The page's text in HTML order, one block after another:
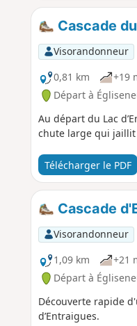
Cascade
Visorandonneur
0,81 km
+19
Départ à
Au départ du Lac
chute large qui jaillit
Télécharger le PDF
Cascade
Visorandonneur
1,09 km
+21
Départ à
Découverte rapide
d’Entraigues.